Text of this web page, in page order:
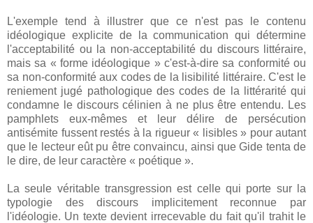
L'exemple tend à illustrer que ce n'est pas le contenu
idéologique explicite de la communication qui détermine
l'acceptabilité ou la non-acceptabilité du discours littéraire,
mais sa « forme idéologique » c'est-à-dire sa conformité ou
sa non-conformité aux codes de la lisibilité littéraire. C'est le
reniement jugé pathologique des codes de la littérarité qui
condamne le discours célinien à ne plus être entendu. Les
pamphlets eux-mêmes et leur délire de persécution
antisémite fussent restés à la rigueur « lisibles » pour autant
que le lecteur eût pu être convaincu, ainsi que Gide tenta de
le dire, de leur caractère « poétique ».
La seule véritable transgression est celle qui porte sur la
typologie des discours implicitement reconnue par
l'idéologie. Un texte devient irrecevable du fait qu'il trahit le